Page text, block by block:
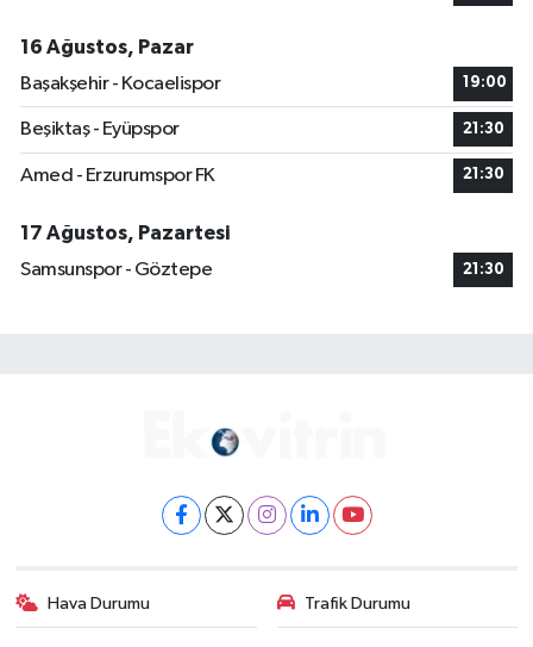
16 Ağustos, Pazar
Başakşehir - Kocaelispor
19:00
Beşiktaş - Eyüpspor 21:30
Amed - Erzurumspor FK 21:30
17 Ağustos, Pazartesi
Samsunspor - Göztepe
21:30
Hava Durumu Trafik Durumu